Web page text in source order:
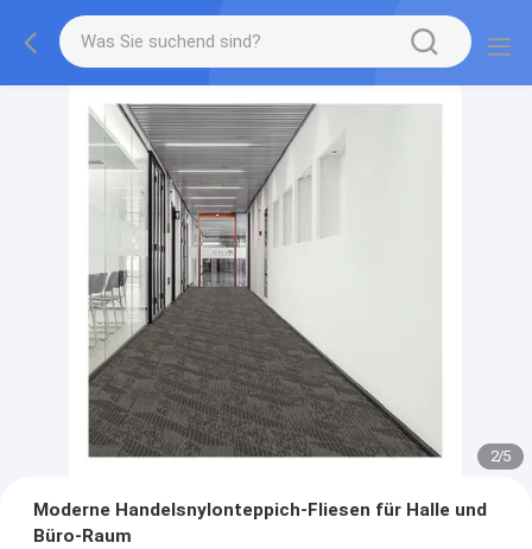
2/5
Moderne Handelsnylonteppich-Fliesen für Halle und
Büro-Raum